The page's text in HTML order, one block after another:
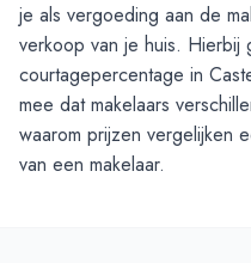
je als vergoeding aan de
verkoop van je huis. Hierbij
courtagepercentage in
mee dat makelaars
waarom prijzen vergelijken
van een makelaar.